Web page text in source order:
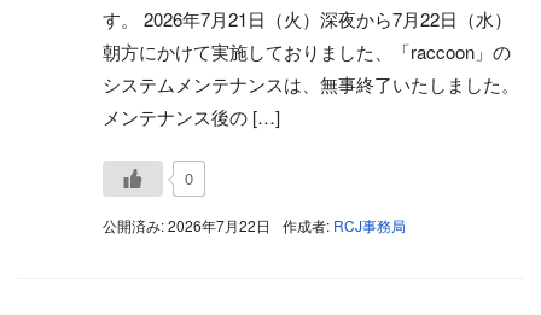
す。 2026年7月21日（火）深夜から7月22日（水）
朝方にかけて実施しておりました、「raccoon」の
システムメンテナンスは、無事終了いたしました。
メンテナンス後の […]
0
公開済み: 2026年7月22日 作成者: RCJ事務局